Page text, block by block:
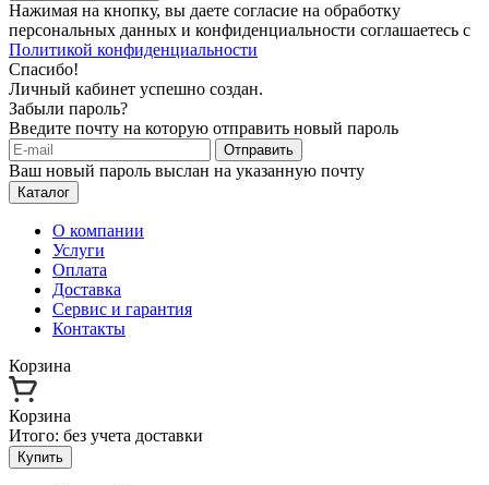
Нажимая на кнопку, вы даете согласие на обработку
персональных данных и конфиденциальности соглашаетесь с
Политикой конфиденциальности
Спасибо!
Личный кабинет успешно создан.
Забыли пароль?
Введите почту на которую отправить новый пароль
Отправить
Ваш новый пароль выслан на указанную почту
Каталог
О компании
Услуги
Оплата
Доставка
Сервис и гарантия
Контакты
Корзина
Корзина
Итого: без учета доставки
Купить